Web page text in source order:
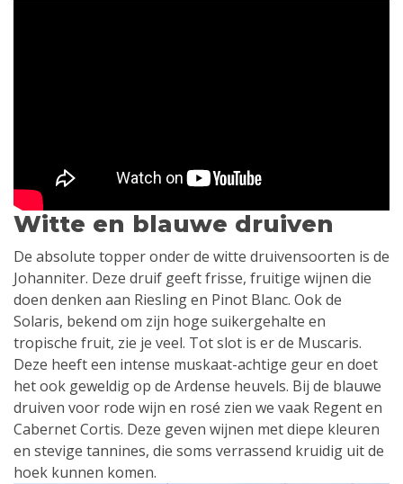
Witte en blauwe druiven
De absolute topper onder de witte druivensoorten is de
Johanniter. Deze druif geeft frisse, fruitige wijnen die
doen denken aan Riesling en Pinot Blanc. Ook de
Solaris, bekend om zijn hoge suikergehalte en
tropische fruit, zie je veel. Tot slot is er de Muscaris.
Deze heeft een intense muskaat-achtige geur en doet
het ook geweldig op de Ardense heuvels. Bij de blauwe
druiven voor rode wijn en rosé zien we vaak Regent en
Cabernet Cortis. Deze geven wijnen met diepe kleuren
en stevige tannines, die soms verrassend kruidig uit de
hoek kunnen komen.